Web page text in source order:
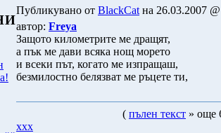
Публикувано от BlackCat на 26.03.2007
автор: Freya
Защото километрите ме дращят,
а пък ме дави всяка нощ морето
и всеки път, когато ме изпращаш,
безмилостно белязват ме ръцете ти,
( пълен текст » още
ххх